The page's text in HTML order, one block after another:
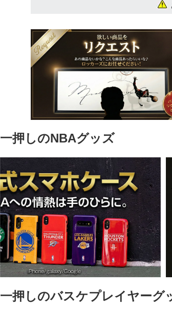
一押しのNBAグッズ
一押しのバスケプレイヤーグ